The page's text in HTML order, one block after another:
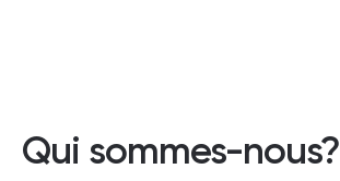
Qui sommes-nous?